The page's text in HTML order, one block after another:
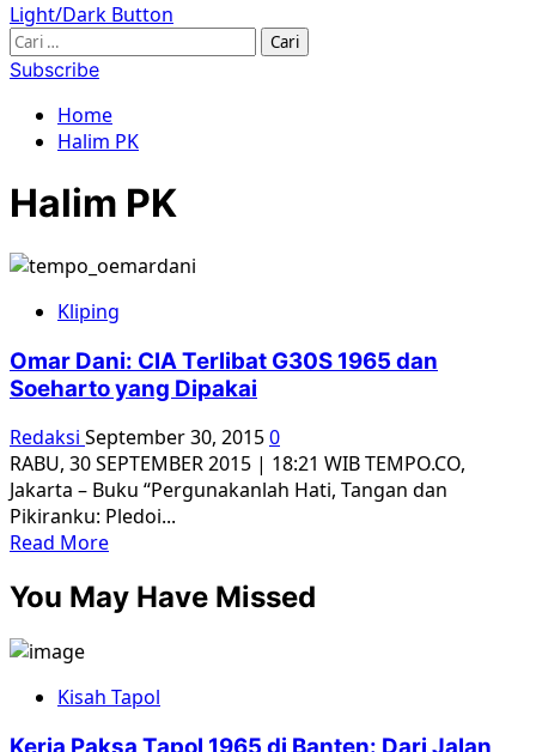
Light/Dark Button
Cari
untuk:
Subscribe
Home
Halim PK
Halim PK
Kliping
Omar Dani: CIA Terlibat G30S 1965 dan
Soeharto yang Dipakai
Redaksi September 30, 20150
RABU, 30 SEPTEMBER 2015 | 18:21 WIB TEMPO.CO,
Jakarta – Buku “Pergunakanlah Hati, Tangan dan
Pikiranku: Pledoi...
Read MoreRead
about
Omar
Terlibat
You May Have Missed
Kisah Tapol
Kerja Paksa Tapol 1965 di Banten: Dari Jalan